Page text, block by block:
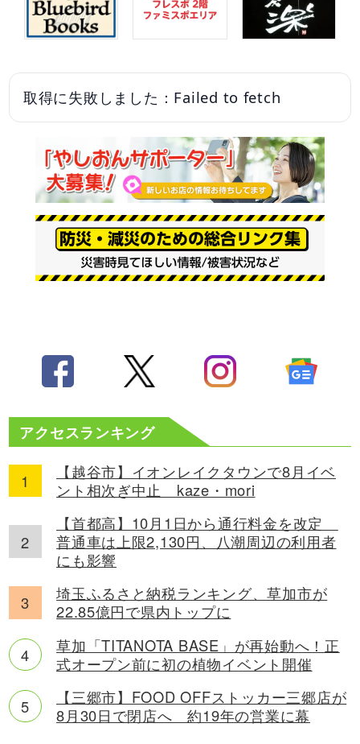
取得に失敗しました：Failed to fetch
アクセスランキング
【越谷市】イオンレイクタウンで8月イベ
ント相次ぎ中止 kaze・mori
【首都高】10月1日から通行料金を改定
普通車は上限2,130円、八潮周辺の利用者
にも影響
埼玉ふるさと納税ランキング、草加市が
22.85億円で県内トップに
草加「TITANOTA BASE」が再始動へ！正
式オープン前に初の植物イベント開催
【三郷市】FOOD OFFストッカー三郷店が
8月30日で閉店へ 約19年の営業に幕